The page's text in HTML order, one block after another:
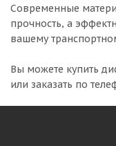
Современные
прочность, а
вашему
Вы можете купить
или заказать по